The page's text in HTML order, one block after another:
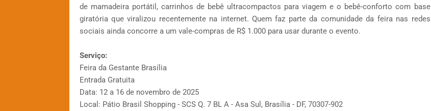
de mamadeira portátil, carrinhos de bebê ultracompactos para viagem e o bebê-conforto com base
giratória que viralizou recentemente na internet. Quem faz parte da comunidade da feira nas redes
sociais ainda concorre a um vale-compras de R$ 1.000 para usar durante o evento.
Serviço:
Feira da Gestante Brasília
Entrada Gratuita
Data: 12 a 16 de novembro de 2025
Local: Pátio Brasil Shopping - SCS Q. 7 BL A - Asa Sul, Brasília - DF, 70307-902